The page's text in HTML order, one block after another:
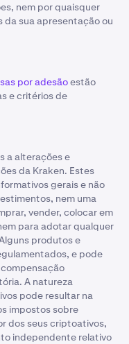
nem por quaisquer
da sua apresentação ou
por adesãoestão
e critérios de
a alterações e
da Kraken. Estes
gerais e não
nem uma
vender, colocar em
para adotar qualquer
produtos e
e pode
A natureza
pode resultar na
impostos sobre
dos seus criptoativos,
independente relativo